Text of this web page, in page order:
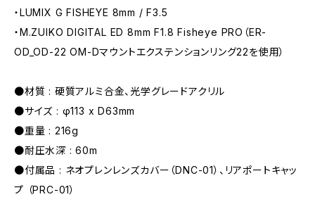
・LUMIX G FISHEYE 8mm / F3.5
・M.ZUIKO DIGITAL ED 8mm F1.8 Fisheye PRO（ER-
OD_OD-22 OM-Dマウントエクステンションリング22を使用）
●材質 : 硬質アルミ合金、光学グレードアクリル
●サイズ : φ113 x D63mm
●重量 : 216g
●耐圧水深 : 60m
●付属品 : ネオプレンレンズカバー（DNC-01）、リアポートキャッ
プ （PRC-01）